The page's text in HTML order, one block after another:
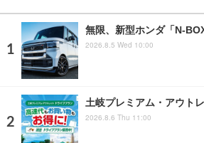
無限、新型ホンダ「N-
2026.8.5 Wed 10:00
土岐プレミアム・アウト
2026.8.6 Thu 11:00